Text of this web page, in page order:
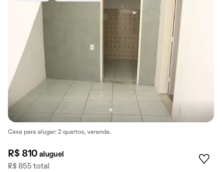
Casa para alugar: 2 quartos, varanda.
R$ 810aluguel
R$ 855 total